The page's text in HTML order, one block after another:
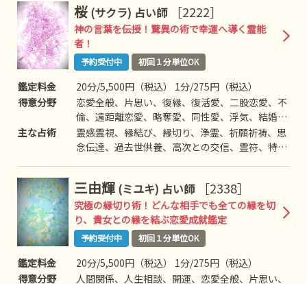
桜 (サクラ) 占い師 ［2222］
神の言葉を伝授！驚異の術で幸運へ導く霊能
者！
予約受付中 初回１分単位OK
鑑定料金
20分/5,500円（税込） 1分/275円（税込）
得意分野
恋愛全般、片思い、復縁、復活愛、二股恋愛、不
倫、遠距離恋愛、略奪愛、同性愛、浮気、結婚、
離婚、夫婦問題、家族/家庭問題、親子、育児、
教育、介護、人間関係、仕事全般、適職、進路、
主な占術
霊感霊視、縁結び、縁切り、浄霊、祈願祈祷、思
念伝達、過去世供養、高次との交信、霊符、特殊
三由輝 (ミユキ) 占い師 ［2338］
究極の縁切り術！どんな相手でも全ての縁を切
り、貴女との縁を結ぶ恋愛成就鑑定
予約受付中 初回１分単位OK
鑑定料金
20分/5,500円（税込） 1分/275円（税込）
得意分野
人間関係、人生相談、開運、恋愛全般、片思い、